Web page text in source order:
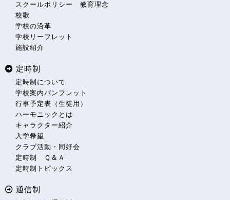
スクールポリシー 教育理念
校歌
学校の沿革
学校リーフレット
施設紹介
定時制
定時制について
学校案内パンフレット
行事予定表（生徒用）
ハーモニックとは
キャラクター紹介
入学希望
クラブ活動・同好会
定時制 Ｑ＆Ａ
定時制トピックス
通信制